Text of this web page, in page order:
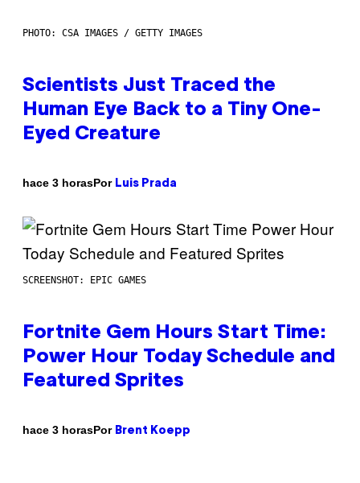
PHOTO: CSA IMAGES / GETTY IMAGES
Scientists Just Traced the
Human Eye Back to a Tiny One-
Eyed Creature
hace 3 horasPor Luis Prada
SCREENSHOT: EPIC GAMES
Fortnite Gem Hours Start Time:
Power Hour Today Schedule and
Featured Sprites
hace 3 horasPor Brent Koepp